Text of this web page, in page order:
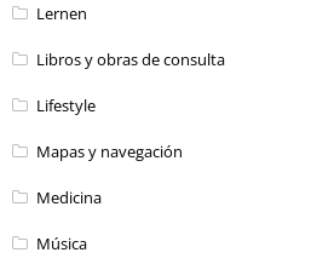
Lernen
Libros y obras de consulta
Lifestyle
Mapas y navegación
Medicina
Música